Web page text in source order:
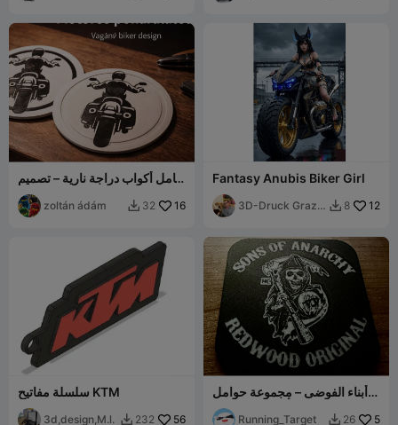
حامل أكواب دراجة نارية – تصميم
راكب دراجة رائع
zoltán ádám  32 16
Fantasy Anubis Biker Girl
3D-Druck Graz
 8 12
سلسلة مفاتيح KTM
3d,design,M.l.  232 56
أبناء الفوضى – مجموعة حوامل
Running_Target  26 5